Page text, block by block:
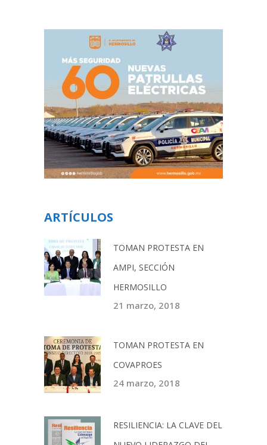
ARTÍCULOS
TOMAN PROTESTA EN
AMPI, SECCIÓN
HERMOSILLO
21 marzo, 2018
TOMAN PROTESTA EN
COVAPROES
24 marzo, 2018
RESILIENCIA: LA CLAVE DEL